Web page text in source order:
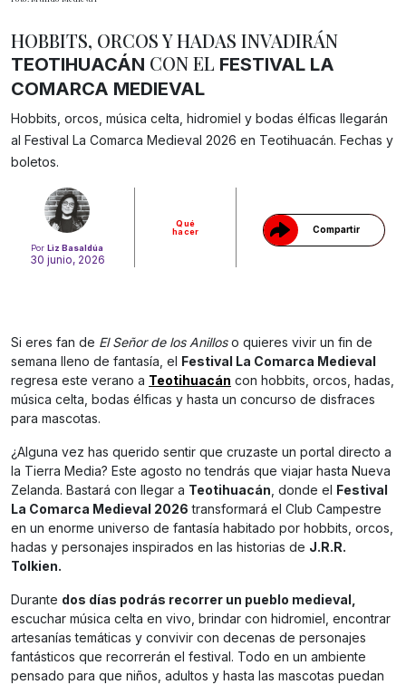
Por Liz Basaldúa
30 junio, 2026
Qué
hacer
Compartir
Gracias!
HOBBITS, ORCOS Y HADAS INVADIRÁN
TEOTIHUACÁN CON EL FESTIVAL LA
COMARCA MEDIEVAL
Hobbits, orcos, música celta, hidromiel y bodas élficas llegarán
al Festival La Comarca Medieval 2026 en Teotihuacán. Fechas y
boletos.
Si eres fan de El Señor de los Anilloso quieres vivir un fin de
semana lleno de fantasía, el
Festival La Comarca Medieval
regresa este verano a Teotihuacán con hobbits, orcos, hadas,
música celta, bodas élficas y hasta un concurso de disfraces
para mascotas.
¿Alguna vez has querido sentir que cruzaste un portal directo a
la Tierra Media? Este agosto no tendrás que viajar hasta Nueva
Zelanda. Bastará con llegar a Teotihuacán, donde el
Festival
La Comarca Medieval 2026 transformará el Club Campestre
en un enorme universo de fantasía habitado por hobbits, orcos,
hadas y personajes inspirados en las historias de J.R.R.
Tolkien.
Durante dos días podrás recorrer un pueblo medieval,
escuchar música celta en vivo, brindar con hidromiel, encontrar
artesanías temáticas y convivir con decenas de personajes
fantásticos que recorrerán el festival. Todo en un ambiente
pensado para que niños, adultos y hasta las mascotas puedan